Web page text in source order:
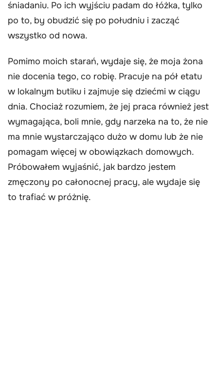
śniadaniu. Po ich wyjściu padam do łóżka, tylko
po to, by obudzić się po południu i zacząć
wszystko od nowa.
Pomimo moich starań, wydaje się, że moja żona
nie docenia tego, co robię. Pracuje na pół etatu
w lokalnym butiku i zajmuje się dziećmi w ciągu
dnia. Chociaż rozumiem, że jej praca również jest
wymagająca, boli mnie, gdy narzeka na to, że nie
ma mnie wystarczająco dużo w domu lub że nie
pomagam więcej w obowiązkach domowych.
Próbowałem wyjaśnić, jak bardzo jestem
zmęczony po całonocnej pracy, ale wydaje się
to trafiać w próżnię.